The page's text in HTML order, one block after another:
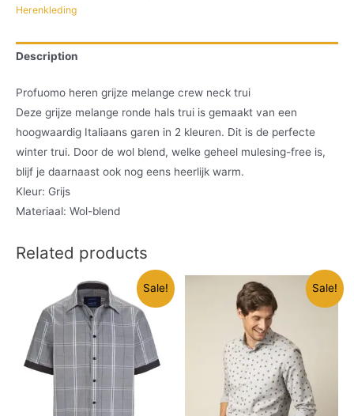
Herenkleding
Description
Profuomo heren grijze melange crew neck trui
Deze grijze melange ronde hals trui is gemaakt van een
hoogwaardig Italiaans garen in 2 kleuren. Dit is de perfecte
winter trui. Door de wol blend, welke geheel mulesing-free is,
blijf je daarnaast ook nog eens heerlijk warm.
Kleur: Grijs
Materiaal: Wol-blend
Related products
Sale! Sale!